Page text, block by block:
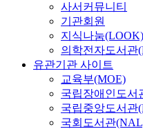
사서커뮤니티
기관회원
지식나눔(LOOK)
의학전자도서관
유관기관 사이트
교육부(MOE)
국립장애인도서
국립중앙도서관
국회도서관